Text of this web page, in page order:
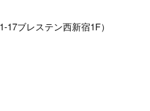
ブレステン西新宿1F）